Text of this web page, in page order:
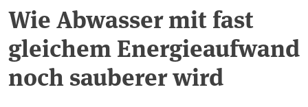
Wie Abwasser mit fast
gleichem Energieaufwand
noch sauberer wird